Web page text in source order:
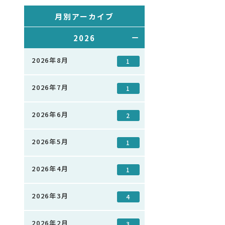
月別アーカイブ
2026
2026年8月 1
2026年7月 1
2026年6月 2
2026年5月 1
2026年4月 1
2026年3月 4
2026年2月